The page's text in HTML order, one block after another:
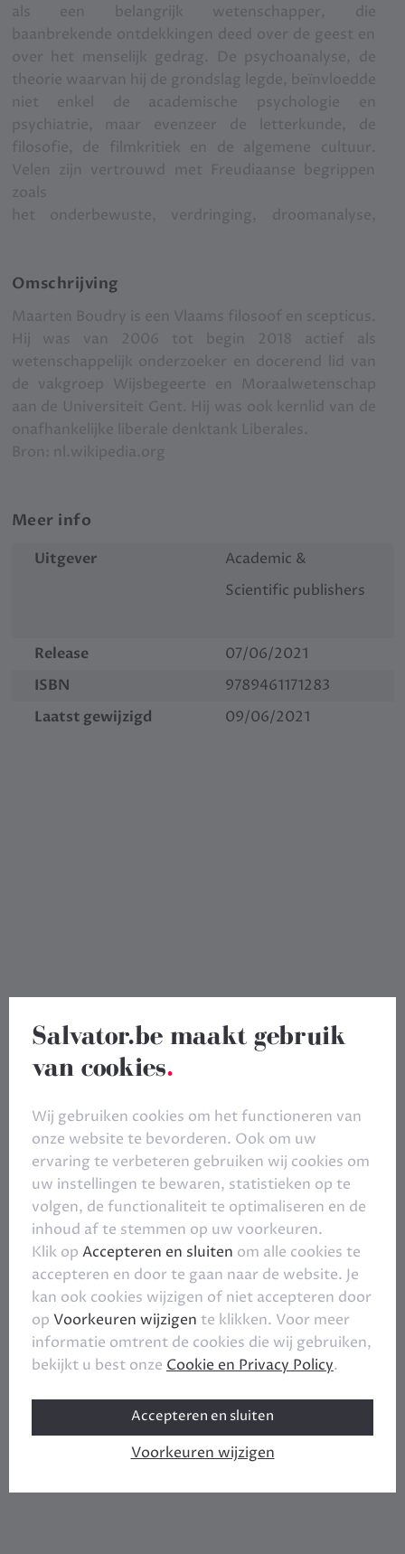
als een belangrijk wetenschapper, die
baanbrekende ontdekkingen deed over de geest en
over het menselijk gedrag. De psychoanalyse, de
theorie waarvan hij de grondslag legde, beïnvloedde
niet enkel de academische psychologie en
psychiatrie, maar evenzeer de letterkunde, de
filosofie, de filmkritiek en de algemene cultuur.
Velen zijn vertrouwd met Freudiaanse begrippen
zoals
het onderbewuste, verdringing, droomanalyse,
voorbije honderd jaar in analyse, voor de
gedragsstoornis.
vragen over de wetenschappelijkheid van zijn
getest worden en leiden de vaak zeer langdurige
analyses niet tot verbetering . Onderzoek toonde
aan dat Freud vaak een loopje met de waarheid nam
en
zich dogmatisch opstelde over de grondbeginselen
van de psychoanalyse, ook al bleken die niet te
kloppen.
Omschrijving
Maarten Boudry is een Vlaams filosoof en scepticus.
Hij was van 2006 tot begin 2018 actief als
wetenschappelijk onderzoeker en docerend lid van
de vakgroep Wijsbegeerte en Moraalwetenschap
aan de Universiteit Gent. Hij was ook kernlid van de
onafhankelijke liberale denktank Liberales.
Bron: nl.wikipedia.org
Meer info
Uitgever
Academic &
Scientific publishers
Release
07/06/2021
ISBN
9789461171283
Laatst gewijzigd
09/06/2021
Salvator.be maakt gebruik
van cookies.
Wij gebruiken cookies om het functioneren van
onze website te bevorderen. Ook om uw
ervaring te verbeteren gebruiken wij cookies om
uw instellingen te bewaren, statistieken op te
volgen, de functionaliteit te optimaliseren en de
inhoud af te stemmen op uw voorkeuren.
Klik op Accepteren en sluiten om alle cookies te
accepteren en door te gaan naar de website. Je
kan ook cookies wijzigen of niet accepteren door
op Voorkeuren wijzigen te klikken. Voor meer
informatie omtrent de cookies die wij gebruiken,
bekijkt u best onze Cookie en Privacy Policy.
Accepteren en sluiten
Voorkeuren wijzigen